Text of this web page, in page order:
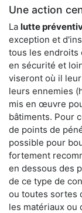
Une action
La lutte
exception et
tous les endroits
en sécurité et
viseront où il
leurs ennemies
mis en œuvre
bâtiments. Pour
de points de
possible pour
fortement
en dessous des
de ce type de
ou toutes sortes
les matériaux ou